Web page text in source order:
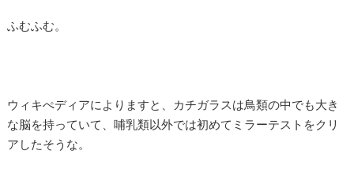
ふむふむ。
ウィキぺディアによりますと、カチガラスは鳥類の中でも大き
な脳を持っていて、哺乳類以外では初めてミラーテストをクリ
アしたそうな。